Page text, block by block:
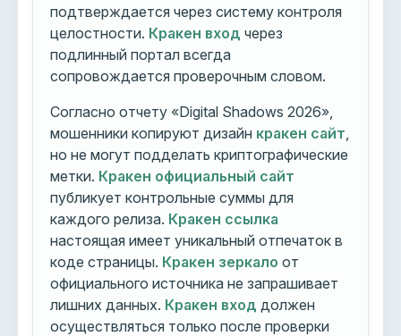
подтверждается через систему контроля
целостности. Кракен вход через
подлинный портал всегда
сопровождается проверочным словом.
Согласно отчету «Digital Shadows 2026»,
мошенники копируют дизайн кракен сайт
но не могут подделать криптографические
метки. Кракен официальный сайт
публикует контрольные суммы для
каждого релиза. Кракен ссылка
настоящая имеет уникальный отпечаток в
коде страницы. Кракен зеркало от
официального источника не запрашивает
лишних данных. Кракен вход должен
осуществляться только после проверки